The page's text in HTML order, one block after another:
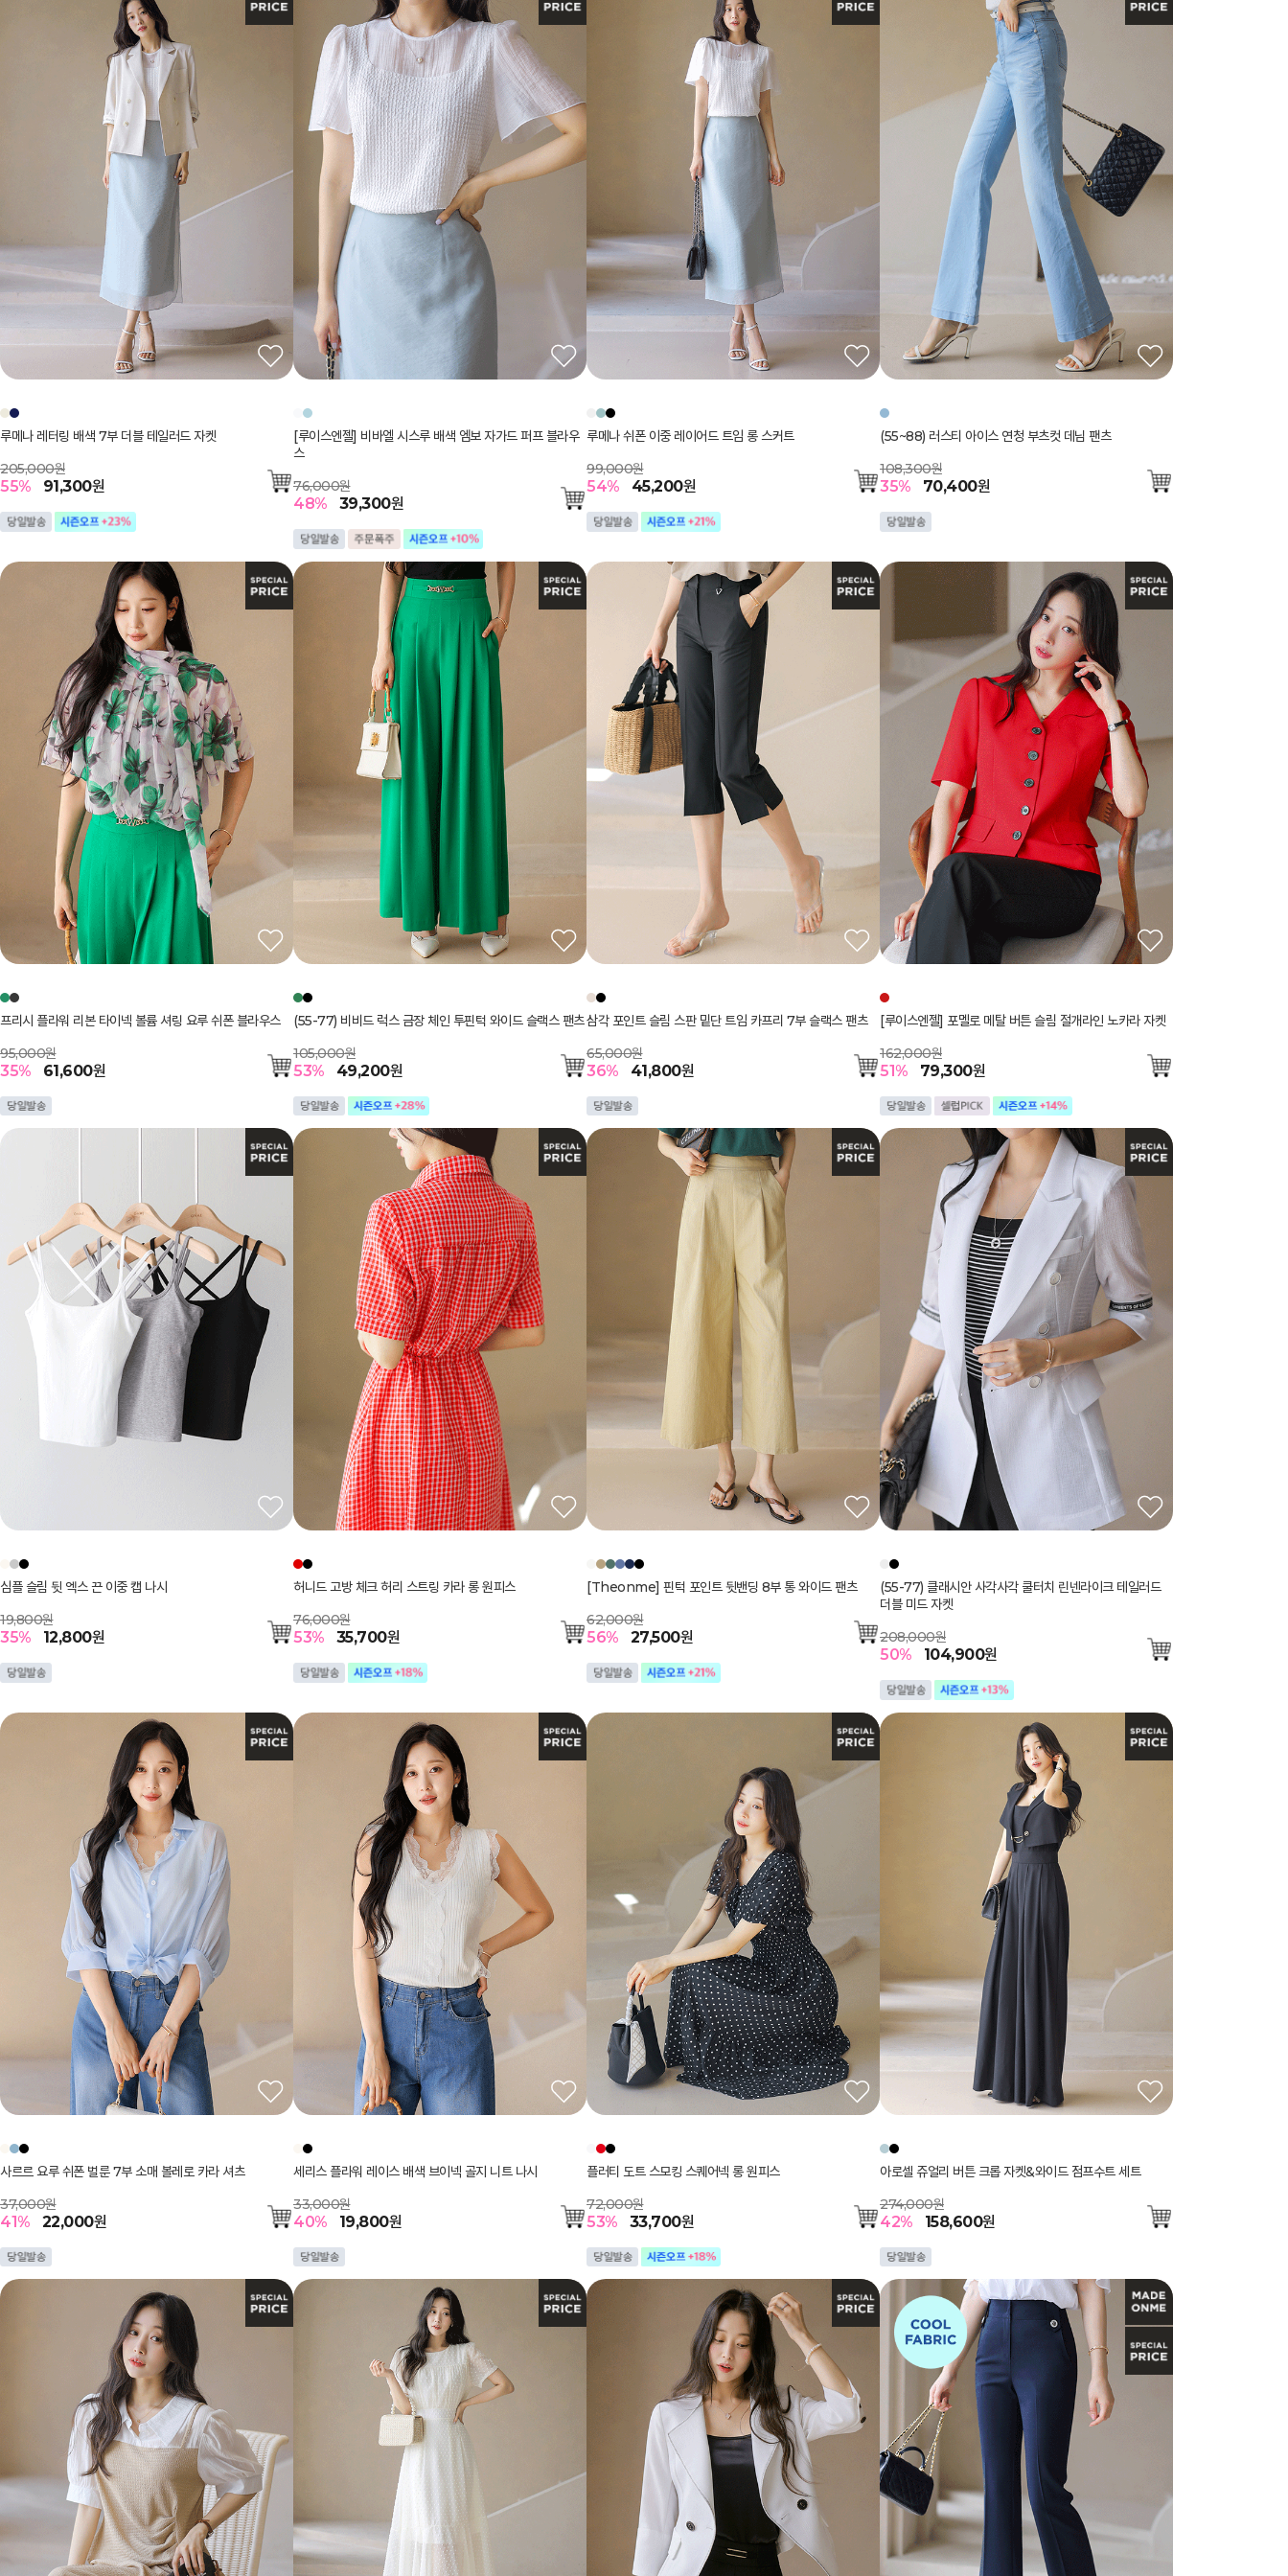
루메나 레터링 배색 7부 더블 테일러드 자켓
205,000원
55% 91,300원
[루이스엔젤] 비바엘 시스루 배색 엠보 자가드 퍼프 블라우
스
76,000원
48% 39,300원
루메나 쉬폰 이중 레이어드 트임 롱 스커트
99,000원
54% 45,200원
(55~88) 러스티 아이스 연청 부츠컷 데님 팬츠
108,300원
35% 70,400원
프리시 플라워 리본 타이넥 볼륨 셔링 요루 쉬폰 블라우스
95,000원
35% 61,600원
(55-77) 비비드 럭스 금장 체인 투핀턱 와이드 슬랙스 팬츠
105,000원
53% 49,200원
삼각 포인트 슬림 스판 밑단 트임 카프리 7부 슬랙스 팬츠
65,000원
36% 41,800원
[루이스엔젤] 포멜로 메탈 버튼 슬림 절개라인 노카라 자켓
162,000원
51% 79,300원
심플 슬림 뒷 엑스 끈 이중 캡 나시
19,800원
35% 12,800원
허니드 고방 체크 허리 스트링 카라 롱 원피스
76,000원
53% 35,700원
[Theonme] 핀턱 포인트 뒷밴딩 8부 통 와이드 팬츠
62,000원
56% 27,500원
(55-77) 클래시안 사각사각 쿨터치 린넨라이크 테일러드
더블 미드 자켓
208,000원
50% 104,900원
사르르 요루 쉬폰 벌룬 7부 소매 볼레로 카라 셔츠
37,000원
41% 22,000원
세리스 플라워 레이스 배색 브이넥 골지 니트 나시
33,000원
40% 19,800원
플러티 도트 스모킹 스퀘어넥 롱 원피스
72,000원
53% 33,700원
아로셀 쥬얼리 버튼 크롭 자켓&와이드 점프수트 세트
274,000원
42% 158,600원